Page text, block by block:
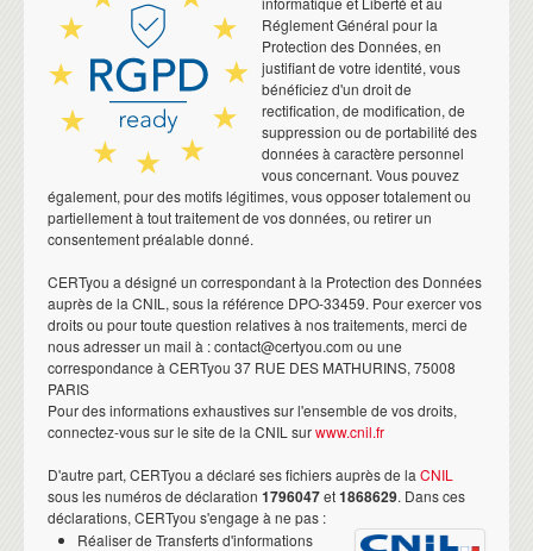
Réglement Général pour la
Protection des Données, en
justifiant de votre identité, vous
bénéficiez d'un droit de
rectification, de modification, de
suppression ou de portabilité des
données à caractère personnel
vous concernant. Vous pouvez
également, pour des motifs légitimes, vous opposer totalement ou
partiellement à tout traitement de vos données, ou retirer un
consentement préalable donné.
CERTyou a désigné un correspondant à la Protection des Données
auprès de la CNIL, sous la référence DPO-33459. Pour exercer vos
droits ou pour toute question relatives à nos traitements, merci de
nous adresser un mail à : contact@certyou.com ou une
correspondance à CERTyou 37 RUE DES MATHURINS, 75008
PARIS
Pour des informations exhaustives sur l'ensemble de vos droits,
connectez-vous sur le site de la CNIL surwww.cnil.fr
D'autre part, CERTyou a déclaré ses fichiers auprès de la CNIL
sous les numéros de déclaration 1796047et1868629. Dans ces
déclarations, CERTyou s'engage à ne pas :
Réaliser de Transferts d'informations